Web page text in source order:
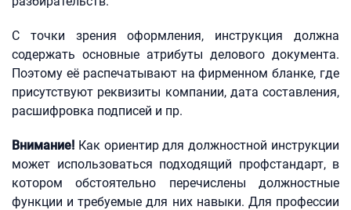
С точки зрения оформления, инструкция должна
содержать основные атрибуты делового документа.
Поэтому её распечатывают на фирменном бланке, где
присутствуют реквизиты компании, дата составления,
расшифровка подписей и пр.
Внимание! Как ориентир для должностной инструкции
может использоваться подходящий профстандарт, в
котором обстоятельно перечислены должностные
функции и требуемые для них навыки. Для профессии